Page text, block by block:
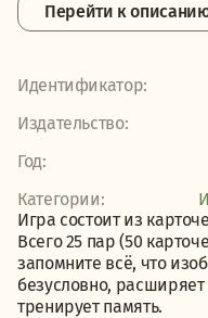
Перейти к
Идентификатор:
Издательство:
Год:
Категории:
Игра состоит из
Всего 25 пар (50
запомните всё, что
безусловно,
тренирует память.